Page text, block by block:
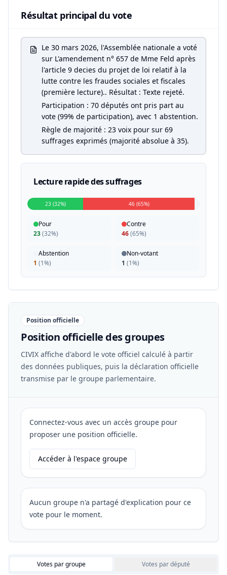
Résultat principal du vote
Le 30 mars 2026, l'Assemblée nationale a voté
sur L'amendement n° 657 de Mme Feld après
l'article 9 decies du projet de loi relatif à la
lutte contre les fraudes sociales et fiscales
(première lecture).. Résultat : Texte rejeté.
Participation : 70 députés ont pris part au
vote (99% de participation), avec 1 abstention.
Règle de majorité : 23 voix pour sur 69
suffrages exprimés (majorité absolue à 35).
Lecture rapide des suffrages
23 (32%) 46 (65%)
Pour
23(32%)
Contre
46(65%)
Abstention
1 (1%)
Non-votant
1 (1%)
Position officielle
Position officielle des groupes
CIVIX affiche d'abord le vote officiel calculé à partir
des données publiques, puis la déclaration officielle
transmise par le groupe parlementaire.
Connectez-vous avec un accès groupe pour
proposer une position officielle.
Accéder à l'espace groupe
Aucun groupe n'a partagé d'explication pour ce
vote pour le moment.
Votes par groupe Votes par député